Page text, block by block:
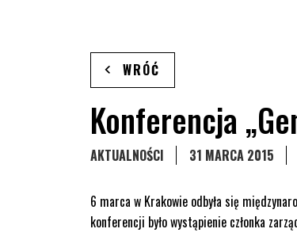
WRÓĆ
Konferencja
STRONA KATEGORII WPISÓW
AKTUALNOŚCI 31 MARCA 2015
6 marca w Krakowie odbyła się
konferencji było wystąpienie członka